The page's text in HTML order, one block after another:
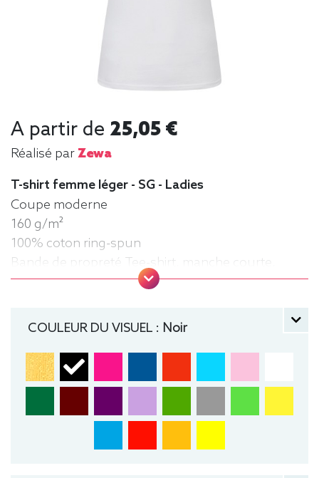
A partir de 25,05 €
Réalisé parZewa
T-shirt femme léger - SG - Ladies
Coupe moderne
160 g/m²
100% coton ring-spun
Bande de propreté Tee-shirt, manche courte,
Léger, Femme, Col rond
COULEUR DU VISUEL : Noir